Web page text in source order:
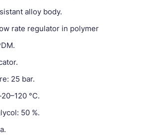
alloy body.
rate regulator in polymer
25 bar.
°C.
50 %.